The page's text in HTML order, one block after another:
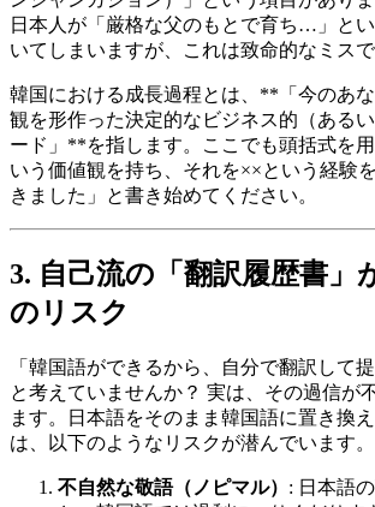
日本人が「厳格な父のもとで育ち…」と
いてしまいますが、これは致命的なミスで
韓国における成長過程とは、**「今のあ
観を形作った決定的なビジネス的（ある
ード」**を指します。ここでも頭括式を
いう価値観を持ち、それを××という経験
きました」と書き始めてください。
3. 自己流の「翻訳履歴書」
のリスク
「韓国語ができるから、自分で翻訳して
と考えていませんか？ 実は、その過信が
ます。日本語をそのまま韓国語に置き換
は、以下のようなリスクが潜んでいます。
不自然な敬語（ノピマル） : 日本語